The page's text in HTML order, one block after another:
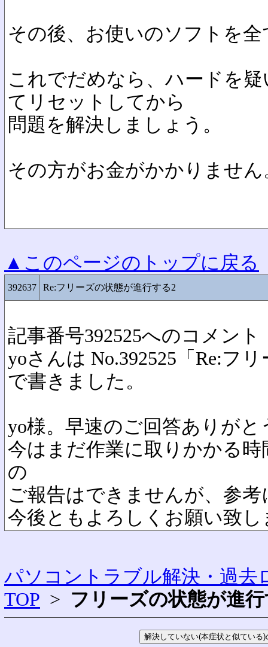
その後、お使いのソフトを
これでだめなら、ハードを
てリセットしてから
問題を解決しましょう。
その方がお金がかかりません
▲このページのトップに戻る
392637 Re:フリーズの状態が進行する2
記事番号392525へのコメント
yoさんは No.392525「Re:フ
で書きました。
yo様。早速のご回答ありが
今はまだ作業に取りかかる
の
ご報告はできませんが、参
今後ともよろしくお願い致し
パソコントラブル解決・過去
TOP > フリーズの状態が進